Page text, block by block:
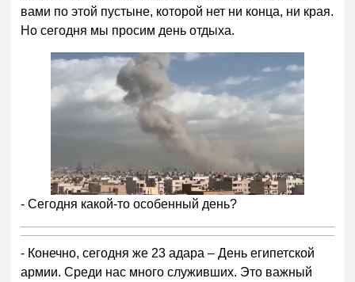
вами по этой пустыне, которой нет ни конца, ни края.
Но сегодня мы просим день отдыха.
- Сегодня какой-то особенный день?
- Конечно, сегодня же 23 адара – День египетской
армии. Среди нас много служивших. Это важный